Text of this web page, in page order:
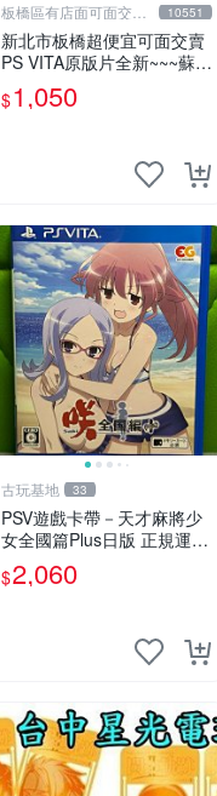
板橋區有店面可面交高
價回收電玩
10551
新北市板橋超便宜可面交賣
PS VITA原版片全新~~~蘇菲
的鍊金工房 不可思議之書的
鍊金術士~~~便宜賣
$1,050
古玩基地 33
PSV遊戲卡帶－天才麻將少
女全國篇Plus日版 正規運行
成色如圖 確認後拍 下單即
同意 天才麻將少女 全國篇
$2,060